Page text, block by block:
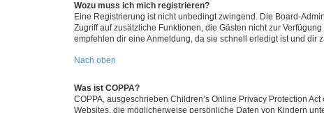
Wozu muss ich mich registrieren?
Eine Registrierung ist nicht unbedingt zwingend. Die Board-
Zugriff auf zusätzliche Funktionen, die Gästen nicht zur
empfehlen dir eine Anmeldung, da sie schnell erledigt ist und dir
Nach oben
Was ist COPPA?
COPPA, ausgeschrieben Children’s Online Privacy Protection
Websites, die möglicherweise persönliche Daten von Kindern